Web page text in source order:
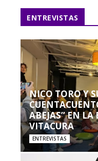
ENTREVISTAS
NICO TORO Y
ABEJAS” EN LA
VITACURA
ENTREVISTAS